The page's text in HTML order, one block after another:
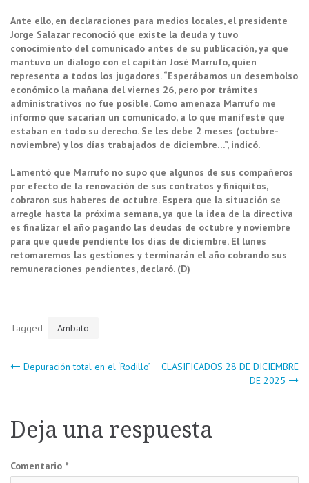
Ante ello, en declaraciones para medios locales, el presidente
Jorge Salazar reconoció que existe la deuda y tuvo
conocimiento del comunicado antes de su publicación, ya que
mantuvo un dialogo con el capitán José Marrufo, quien
representa a todos los jugadores. “Esperábamos un desembolso
económico la mañana del viernes 26, pero por trámites
administrativos no fue posible. Como amenaza Marrufo me
informó que sacarían un comunicado, a lo que manifesté que
estaban en todo su derecho. Se les debe 2 meses (octubre-
noviembre) y los días trabajados de diciembre…”, indicó.
Lamentó que Marrufo no supo que algunos de sus compañeros
por efecto de la renovación de sus contratos y finiquitos,
cobraron sus haberes de octubre. Espera que la situación se
arregle hasta la próxima semana, ya que la idea de la directiva
es finalizar el año pagando las deudas de octubre y noviembre
para que quede pendiente los días de diciembre. El lunes
retomaremos las gestiones y terminarán el año cobrando sus
remuneraciones pendientes, declaró. (D)
Tagged Ambato
Navegación
entradas
Depuración total en el ‘Rodillo’
CLASIFICADOS 28 DE DICIEMBRE
DE 2025
Deja una respuesta
Comentario *